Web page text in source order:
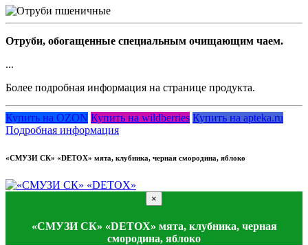
Отруби, обогащенные специальным очищающим чаем.
...
Более подробная информация на странице продукта.
Купить на OZON Купить на wildberries Купить на apteka.ru
Подробная информация
«СМУЗИ СК» «DETOX» мята, клубника, черная смородина, яблоко
×
«СМУЗИ СК» «DETOX» мята, клубника, черная
смородина, яблоко